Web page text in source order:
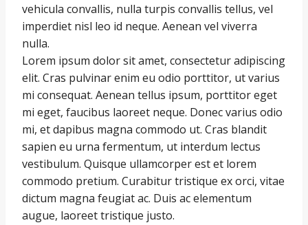
vehicula convallis, nulla turpis convallis tellus, vel
imperdiet nisl leo id neque. Aenean vel viverra
nulla.
Lorem ipsum dolor sit amet, consectetur adipiscing
elit. Cras pulvinar enim eu odio porttitor, ut varius
mi consequat. Aenean tellus ipsum, porttitor eget
mi eget, faucibus laoreet neque. Donec varius odio
mi, et dapibus magna commodo ut. Cras blandit
sapien eu urna fermentum, ut interdum lectus
vestibulum. Quisque ullamcorper est et lorem
commodo pretium. Curabitur tristique ex orci, vitae
dictum magna feugiat ac. Duis ac elementum
augue, laoreet tristique justo.